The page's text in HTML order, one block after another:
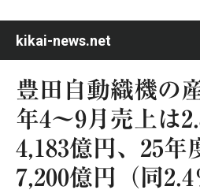
content
kikai-news.net
豊田自動織機の
年4〜9月売上は
4,183億円、25年
7,200億円（同